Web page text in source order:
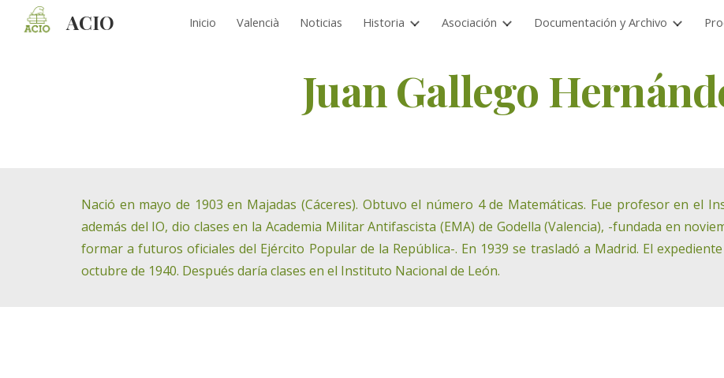
Skip to main content Skip to navigation
ACIO Inicio Valencià Noticias Historia Asociación Documentación y Archivo
Juan Gallego
Nació en mayo de 1903 en Majadas (Cáceres). Obtuvo el número 4 de Matemáticas. Fue profesor en el
además del IO, dio clases en la Academia Militar Antifascista (EMA) de Godella (Valencia), -fundada en
formar a futuros oficiales del Ejército Popular de la República-. En 1939 se trasladó a Madrid. El
octubre de 1940. Después daría clases en el Instituto Nacional de León.